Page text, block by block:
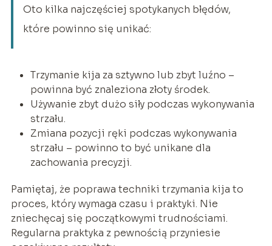
Oto kilka najczęściej spotykanych błędów,
które powinno się unikać:
Trzymanie kija za sztywno lub zbyt luźno –
powinna być znaleziona złoty środek.
Używanie zbyt dużo siły podczas wykonywania
strzału.
Zmiana pozycji ręki podczas wykonywania
strzału – powinno to być unikane dla
zachowania precyzji.
Pamiętaj, że poprawa techniki trzymania kija to
proces, który wymaga czasu i praktyki. Nie
zniechęcaj się początkowymi trudnościami.
Regularna praktyka z pewnością przyniesie